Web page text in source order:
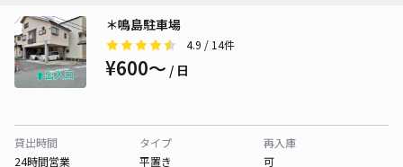
＊鳴島駐車場
4.9 / 14件
¥600〜 / 日
貸出時間
24時間営業
タイプ
平置き
再入庫
可